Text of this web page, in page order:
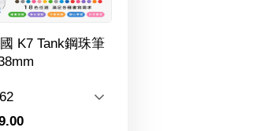
K7 Tank鋼珠筆